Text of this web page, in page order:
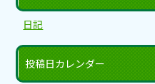
日記
投稿日カレンダー